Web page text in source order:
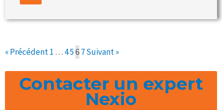
« Précédent1 … 4567Suivant »
Contacter un expert
Nexio